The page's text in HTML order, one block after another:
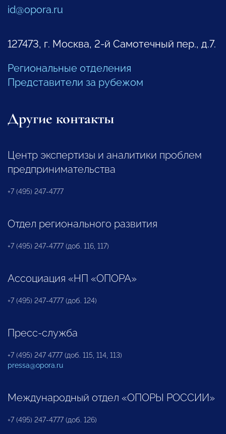
id@opora.ru
127473, г. Москва, 2-й Самотечный пер., д.7.
Региональные отделения
Представители за рубежом
Другие контакты
Центр экспертизы и аналитики проблем
предпринимательства
+7 (495) 247-4777
Отдел регионального развития
+7 (495) 247-4777 (доб. 116, 117)
Ассоциация «НП «ОПОРА»
+7 (495) 247-4777 (доб. 124)
Пресс-служба
+7 (495) 247 4777 (доб. 115, 114, 113)
pressa@opora.ru
Международный отдел «ОПОРЫ РОССИИ»
+7 (495) 247-4777 (доб. 126)